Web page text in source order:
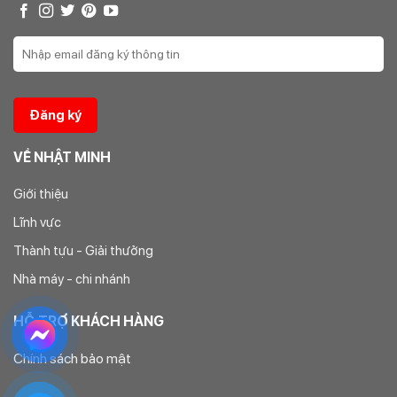
VỀ NHẬT MINH
Giới thiệu
Lĩnh vực
Thành tựu - Giải thưởng
Nhà máy - chi nhánh
HỖ TRỢ KHÁCH HÀNG
Chính sách bảo mật